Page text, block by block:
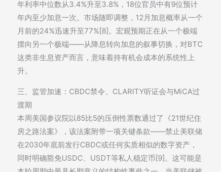
年利率中位数从3.4%升至3.8%，18位官员中有9位预计
年内至少加息一次。市场随即调整，12月加息概率从一个
月前的24%迅速升至77%[8]。宏观预期正在从一个极端
摆向另一个极端——从降息转向加息的叙事切换，对BTC
这类非生息资产而言，意味着持有机会成本的系统性上
升。
三、监管加速：CBDC禁令、CLARITY听证会与MiCA过
渡期
本周美国参议院以85比5的压倒性票数通过了《21世纪住
房之路法案》，该法案附带一项关键条款——禁止美联储
在2030年底前发行CBDC或任何实质相似的数字资产，
同时明确豁免USDC、USDT等私人稳定币[9]。这可能是